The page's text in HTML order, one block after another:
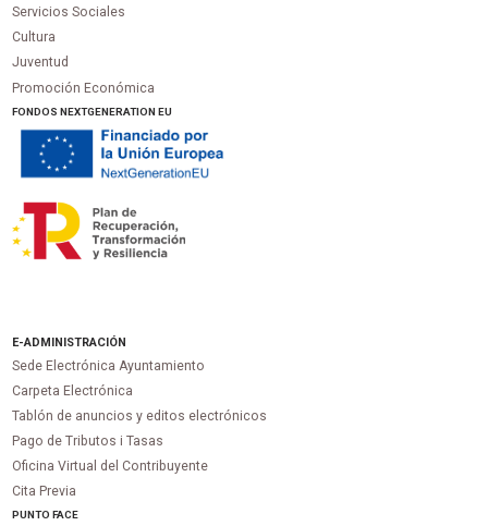
Servicios Sociales
Cultura
Juventud
Promoción Económica
FONDOS NEXTGENERATION EU
E-ADMINISTRACIÓN
Sede Electrónica Ayuntamiento
Carpeta Electrónica
Tablón de anuncios y editos electrónicos
Pago de Tributos i Tasas
Oficina Virtual del Contribuyente
Cita Previa
PUNTOFACE